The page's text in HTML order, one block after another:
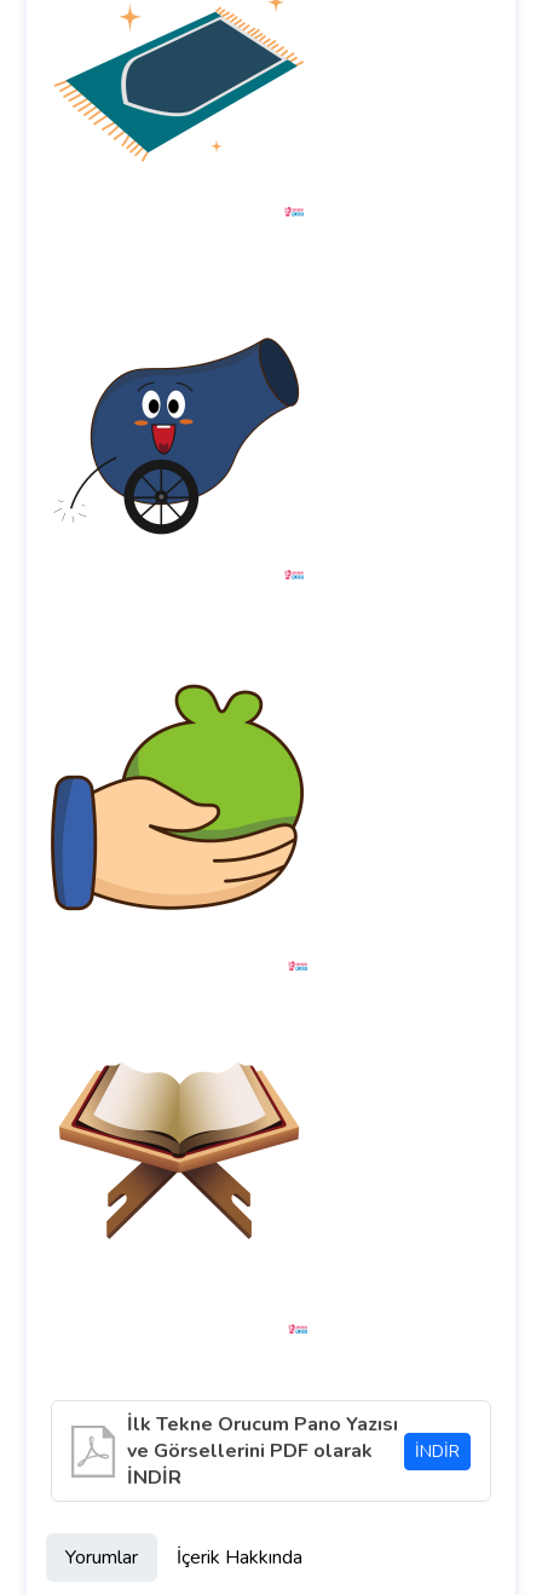
İlk Tekne Orucum Pano Yazısı
ve Görsellerini PDF olarak
İNDİR
İNDİR
Yorumlar İçerik Hakkında